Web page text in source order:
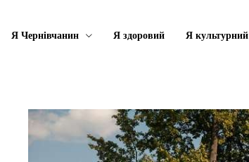
Я Чернівчанин Я здоровий Я культурний